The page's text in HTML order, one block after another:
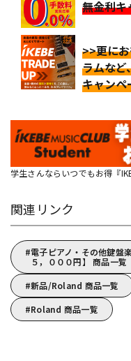
無金利キ
>>更に
ラムなど
キャンペ
学生さんならいつでもお得『
関連リンク
電子ピアノ・その他鍵盤
５，０００円】 商品一覧
新品/Roland 商品一覧
Roland 商品一覧